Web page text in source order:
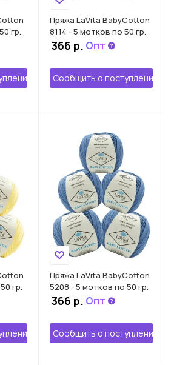
гр.
Пряжа LaVita BabyCotton
8114 - 5 мотков по 50 гр.
366 р. Опт
Сообщить о поступлении
гр.
Пряжа LaVita BabyCotton
5208 - 5 мотков по 50 гр.
366 р. Опт
Сообщить о поступлении